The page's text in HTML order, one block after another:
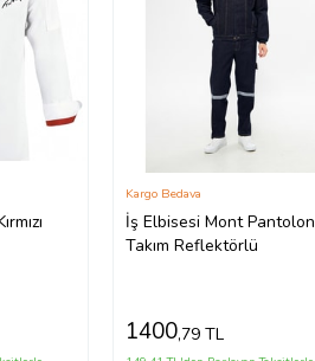
İş Elbisesi Mont Pantolon
Takım Reflektörlü
Kargo Bedava
1400,79 TL